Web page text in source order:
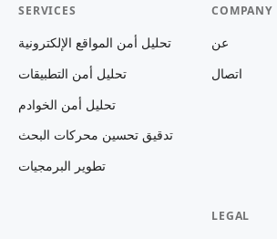
COMPANY
عن
اتصال
SERVICES
تحليل أمن المواقع الإلكترونية
تحليل أمن التطبيقات
تحليل أمن الخوادم
تدقيق تحسين محركات البحث
تطوير البرمجيات
LEGAL